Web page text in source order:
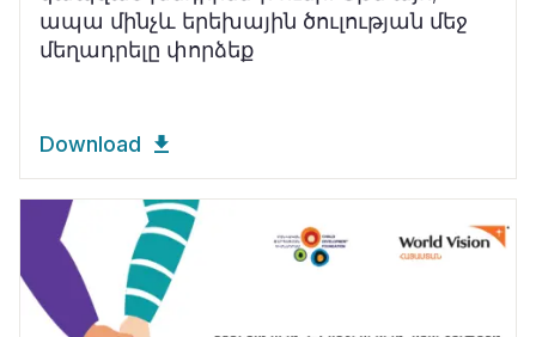
ապա մինչև երեխային ծուլության մեջ
մեղադրելը փորձեք
Download